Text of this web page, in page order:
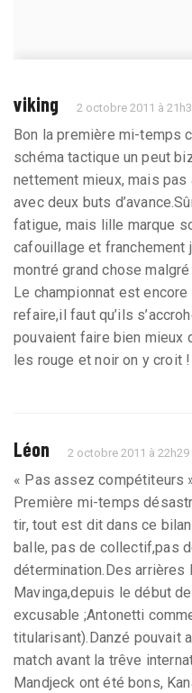
viking 2 octobre 2011 à
Bon la première mi-temps
schéma tactique un peut
nettement mieux, mais
avec deux buts
fatigue, mais lille marque
cafouillage et franchement
montré grand chose
Le championnat est
refaire,il faut qu’ils
pouvaient faire bien mieux
les rouge et noir on y croit !
Léon 2 octobre 2011 à 22h29
« Pas assez compétiteurs
Première mi-temps
tir, tout est dit dans ce
balle, pas de collectif,pas
détermination.Des
Mavinga,depuis le début
excusable ;Antonetti
titularisant).Danzé pouvait
match avant la trêve
Mandjeck ont été bons,